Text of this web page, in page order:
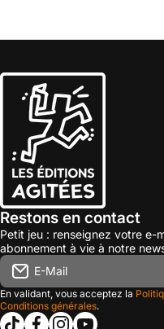
Restons en contact
Petit jeu : renseignez votre e-
abonnement à vie à notre
E-Mail
En validant, vous acceptez la
Conditions générales.
tiktokcom/
facebookcom/
instagramcom/
youtubecom/